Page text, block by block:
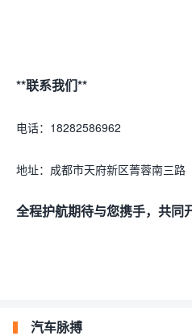
**联系我们**
电话：18282586962
地址： 成都市天府新区菁蓉南三路
全程护航期待与您携手，共同
汽车脉搏